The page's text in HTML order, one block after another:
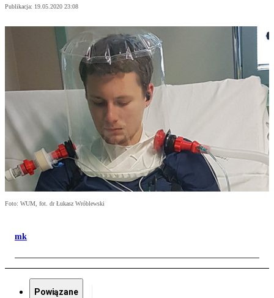
Publikacja: 19.05.2020 23:08
Foto: WUM, fot. dr Łukasz Wróblewski
mk
Powiązane